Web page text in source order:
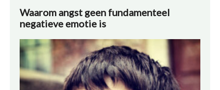
Waarom angst geen fundamenteel
negatieve emotie is